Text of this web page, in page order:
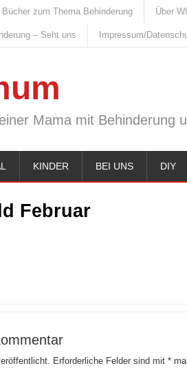
Bücher zum Thema Behinderung Über
– Seht uns Impressum/
Mama mit Behinderung
KINDER BEI UNS DIY
Februar
Erforderliche Felder sind mit *